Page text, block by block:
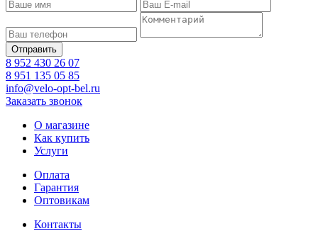
8 952 430 26 07
8 951 135 05 85
info@velo-opt-bel.ru
Заказать звонок
О магазине
Как купить
Услуги
Оплата
Гарантия
Оптовикам
Контакты